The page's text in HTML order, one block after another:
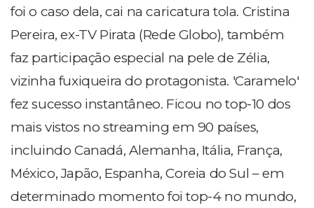
foi o caso dela, cai na caricatura tola. Cristina
Pereira, ex-TV Pirata (Rede Globo), também
faz participação especial na pele de Zélia,
vizinha fuxiqueira do protagonista. 'Caramelo'
fez sucesso instantâneo. Ficou no top-10 dos
mais vistos no streaming em 90 países,
incluindo Canadá, Alemanha, Itália, França,
México, Japão, Espanha, Coreia do Sul – em
determinado momento foi top-4 no mundo,